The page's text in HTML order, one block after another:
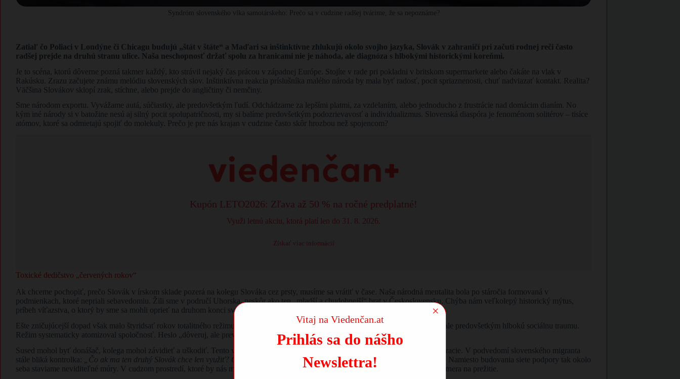
Syndróm slovenského vlka samotárskeho: Prečo sa v cudzine radšej tvárime, že sa nepoznáme?
Zatiaľ čo Poliaci v Londýne či Chicagu budujú „štát v štáte“ a Maďari sa inštinktívne zhlukujú okolo svojho jazyka, Slovák v zahraničí pri začutí rodnej reči často
radšej prejde na druhú stranu ulice. Naša neschopnosť držať spolu za hranicami nie je náhoda, ale diagnóza s hlbokými historickými koreňmi.
Je to scéna, ktorú dôverne pozná takmer každý, kto strávil nejaký čas prácou v západnej Európe. Stojíte v rade pri pokladni v britskom supermarkete alebo čakáte na vlak v
Rakúsku. Zrazu začujete známu melódiu slovenských slov. Inštinktívna reakcia príslušníka malého národa by mala byť radosť, pocit spriaznenosti, chuť nadviazať kontakt. Realita?
Väčšina Slovákov sklopí zrak, stíchne, alebo prejde do angličtiny či nemčiny.
Sme národom exportu. Vyvážame autá, súčiastky, ale predovšetkým ľudí. Odchádzame za lepšími platmi, za vzdelaním, alebo jednoducho z frustrácie nad domácim dianím. No
kým iné národy si v batožine nesú aj silný pocit spolupatričnosti, my si balíme predovšetkým podozrievavosť a individualizmus. Slovenská diaspóra je fenoménom solitérov – tisíce
atómov, ktoré sa odmietajú spojiť do molekuly. Prečo je pre nás krajan v cudzine často skôr hrozbou než spojencom?
Kupón LETO2026: Zľava až 50 % na ročné predplatné!
Využi letnú akciu, ktorá platí len do 31. 8. 2026.
Získať viac informácií
Toxické dedičstvo „červených rokov“
Ak chceme pochopiť, prečo Slovák v írskom sklade pozerá na kolegu Slováka cez prsty, musíme sa vrátiť v čase. Naša národná mentalita bola po stáročia formovaná v
podmienkach, ktoré nepriali sebavedomiu. Žili sme v područí Uhorska, neskôr ako ten „mladší a chudobnejší“ brat v Československu. Chýba nám veľkolepý historický mýtus,
príbeh víťazstva, o ktorý by sme sa mohli oprieť na druhom konci sveta.
Ešte zničujúcejší dopad však malo štyridsať rokov totalitného režimu. Socializmus v nás nezanechal len paneláky a chátrajúce fabriky, ale predovšetkým hlbokú sociálnu traumu.
Režim systematicky atomizoval spoločnosť. Heslo „dôveruj, ale preveruj“ sa zmenilo na „nedôveruj nikomu“.
Sused mohol byť donášač, kolega mohol závidieť a uškodiť. Tento vírus nedôvery sme si, žiaľ, preniesli aj do otvoreného sveta demokracie. V podvedomí slovenského migranta
stále bliká kontrolka:
„Čo ak ma ten druhý Slovák chce len využiť? Čo ak ma ohovorí doma na dedine? Čo ak mi závidí môj úspech?“
Namiesto budovania siete podpory tak okolo
seba staviame neviditeľné múry. V cudzom prostredí, ktoré by nás malo spájať, vidíme v krajanovi konkurenciu v boji o zdroje, nie partnera na prežitie.
Vitaj na Viedenčan.at
Prihlás sa do nášho
Newslettra!
×